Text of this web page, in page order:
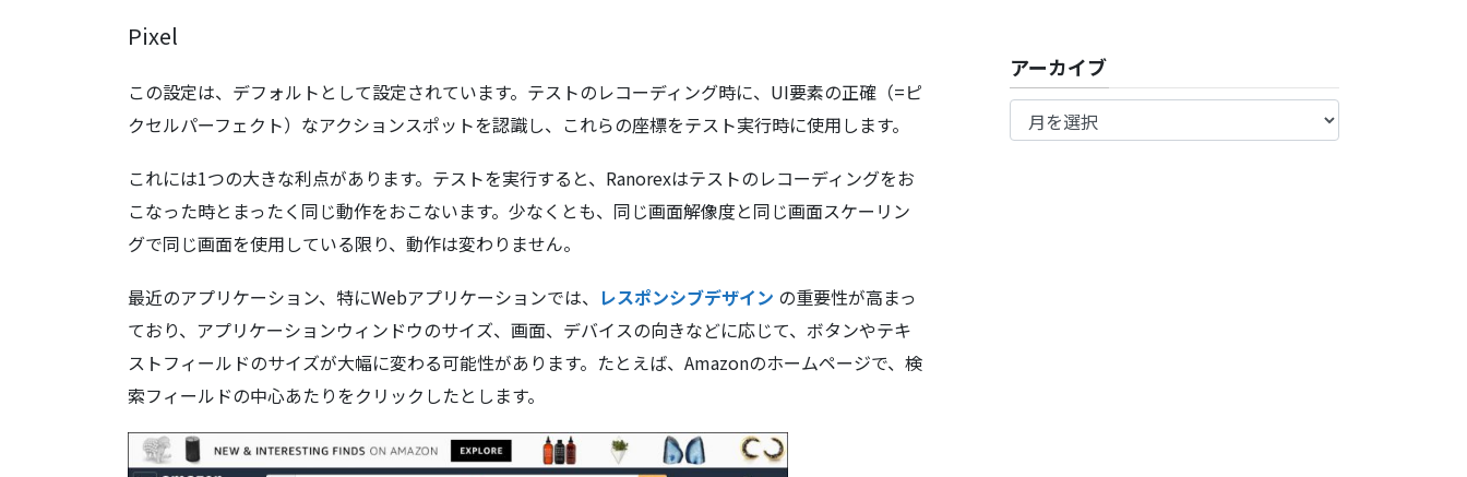
Pixel
この設定は、デフォルトとして設定されています。テストのレコーディング時に、UI要素の正確（=ピ
クセルパーフェクト）なアクションスポットを認識し、これらの座標をテスト実行時に使用します。
これには1つの大きな利点があります。テストを実行すると、Ranorexはテストのレコーディングをお
こなった時とまったく同じ動作をおこないます。少なくとも、同じ画面解像度と同じ画面スケーリン
グで同じ画面を使用している限り、動作は変わりません。
最近のアプリケーション、特にWebアプリケーションでは、 レスポンシブデザイン の重要性が高まっ
ており、アプリケーションウィンドウのサイズ、画面、デバイスの向きなどに応じて、ボタンやテキ
ストフィールドのサイズが大幅に変わる可能性があります。たとえば、Amazonのホームページで、検
索フィールドの中心あたりをクリックしたとします。
アーカイブ